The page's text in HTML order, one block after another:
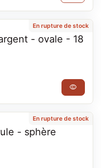
En rupture de stock
- ovale - 18
visibility
En rupture de stock
- sphère